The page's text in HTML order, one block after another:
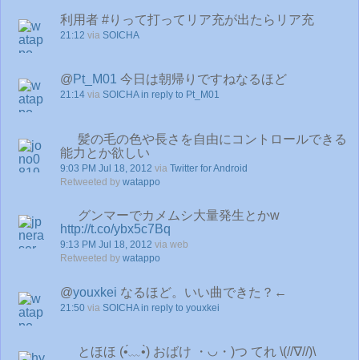
利用者 #りって打ってリア充が出たらリア充
21:12 via SOICHA
@ Pt_M01 今日は朝帰りですねなるほど
21:14 via SOICHA in reply to Pt_M01
髪の毛の色や長さを自由にコントロールできる
能力とか欲しい
9:03 PM Jul 18, 2012 via Twitter for Android
Retweeted by watappo
グンマーでカメムシ大量発生とかw
http://t.co/ybx5c7Bq
9:13 PM Jul 18, 2012 via web
Retweeted by watappo
@youxkei なるほど。いい曲できた？←
21:50 via SOICHA in reply to youxkei
とほほ (•́﹏•̀) おばけ ・◡・)つ てれ \(//∇//)\